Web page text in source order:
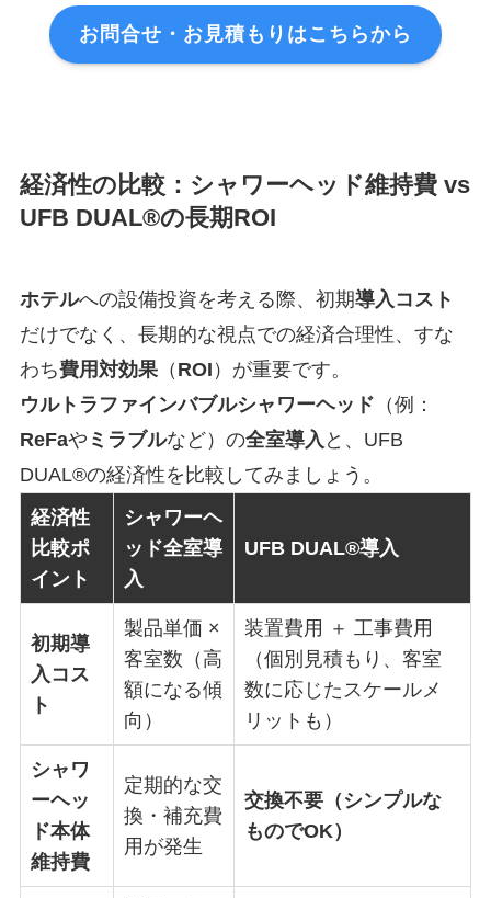
お問合せ・お見積もりはこちらから
経済性の比較：シャワーヘッド維持費 vs
UFB DUAL®の長期ROI
ホテルへの設備投資を考える際、初期導入コスト
だけでなく、長期的な視点での経済合理性、すな
わち費用対効果（ ROI ）が重要です。
ウルトラファインバブルシャワーヘッド （例：
ReFaや ミラブルなど）の全室導入 と、UFB
DUAL®の経済性を比較してみましょう。
経済性
比較ポ
イント
シャワーヘ
ッド全室導
入
UFB DUAL®導入
初期導
入コス
ト
製品単価 ×
客室数（高
額になる傾
向）
装置費用 ＋ 工事費用
（個別見積もり、客室
数に応じたスケールメ
リットも）
シャワ
ーヘッ
ド本体
維持費
定期的な交
換・補充費
用が発生
交換不要（シンプルな
ものでOK）